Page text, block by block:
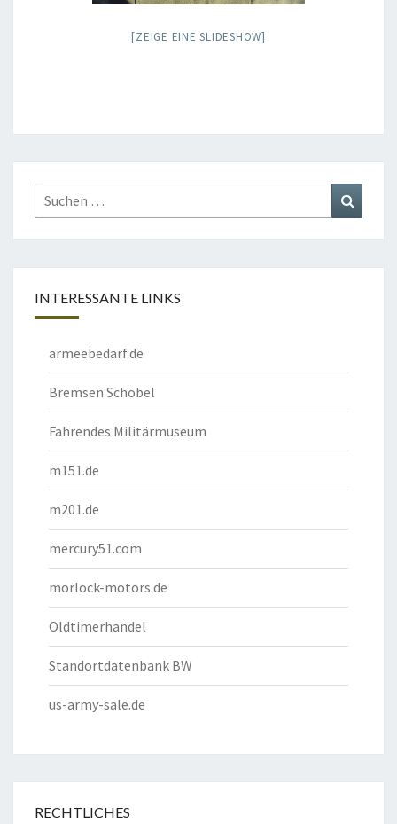
[ZEIGE EINE SLIDESHOW]
Suchen
nach:
INTERESSANTE LINKS
armeebedarf.de
Bremsen Schöbel
Fahrendes Militärmuseum
m151.de
m201.de
mercury51.com
morlock-motors.de
Oldtimerhandel
Standortdatenbank BW
us-army-sale.de
RECHTLICHES